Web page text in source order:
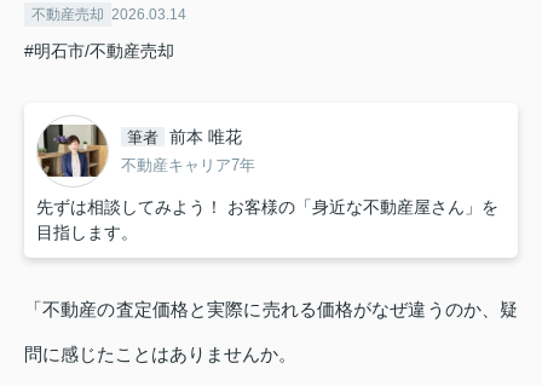
不動産売却 2026.03.14
#明石市/不動産売却
筆者 前本 唯花
不動産キャリア7年
先ずは相談してみよう！ お客様の「身近な不動産屋さん」を
目指します。
「不動産の査定価格と実際に売れる価格がなぜ違うのか、疑
問に感じたことはありませんか。